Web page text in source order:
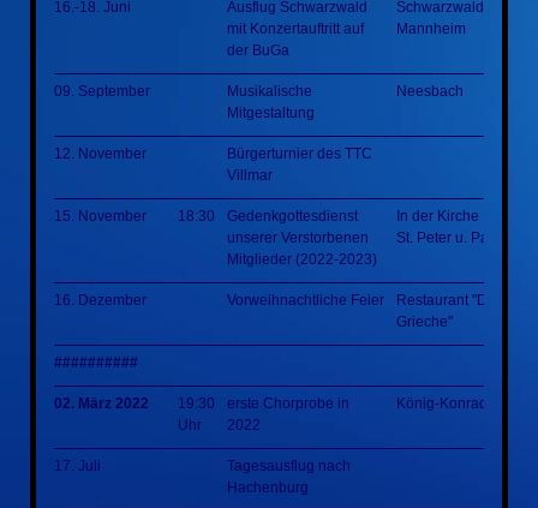
16.-18. Juni
Ausflug Schwarzwald
mit Konzertauftritt auf
der BuGa
Schwarzwald
Mannheim
09. September
Musikalische
Mitgestaltung
Neesbach
12. November
Bürgerturnier des TTC
Villmar
15. November 18:30
Gedenkgottesdienst
unserer Verstorbenen
Mitglieder (2022-2023)
In der Kirche
St. Peter u. Paul
16. Dezember Vorweihnachtliche Feier
Restaurant "Der
Grieche"
##########
02. März 2022
19:30
Uhr
erste Chorprobe in
2022
König-Konrad-Halle
17. Juli
Tagesausflug nach
Hachenburg